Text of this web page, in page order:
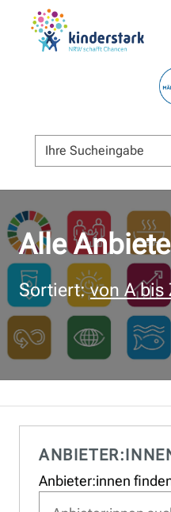
Alle
Sortiert:von A bis
Anbieter:innen